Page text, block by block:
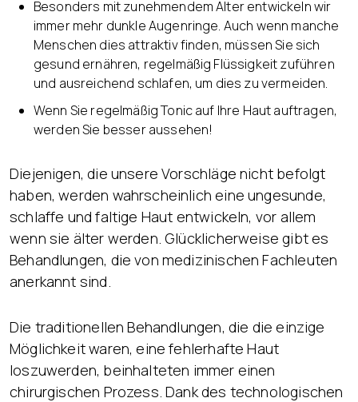
Besonders mit zunehmendem Alter entwickeln wir
immer mehr dunkle Augenringe. Auch wenn manche
Menschen dies attraktiv finden, müssen Sie sich
gesund ernähren, regelmäßig Flüssigkeit zuführen
und ausreichend schlafen, um dies zu vermeiden.
Wenn Sie regelmäßig Tonic auf Ihre Haut auftragen,
werden Sie besser aussehen!
Diejenigen, die unsere Vorschläge nicht befolgt
haben, werden wahrscheinlich eine ungesunde,
schlaffe und faltige Haut entwickeln, vor allem
wenn sie älter werden. Glücklicherweise gibt es
Behandlungen, die von medizinischen Fachleuten
anerkannt sind.
Die traditionellen Behandlungen, die die einzige
Möglichkeit waren, eine fehlerhafte Haut
loszuwerden, beinhalteten immer einen
chirurgischen Prozess. Dank des technologischen